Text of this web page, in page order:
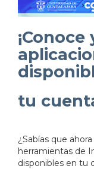
tu
¿Sabías que ahora
herramientas de
disponibles en tu